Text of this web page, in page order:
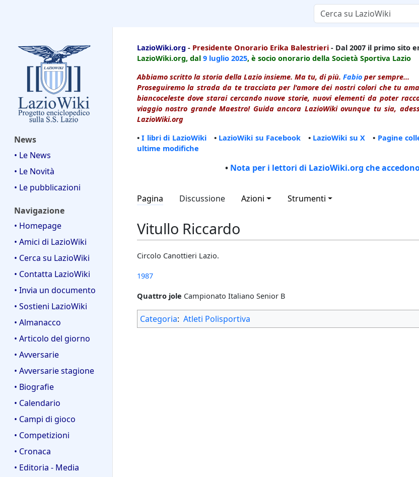
News
• Le News
• Le Novità
• Le pubblicazioni
Navigazione
• Homepage
• Amici di LazioWiki
• Cerca su LazioWiki
• Contatta LazioWiki
• Invia un documento
• Sostieni LazioWiki
• Almanacco
• Articolo del giorno
• Avversarie
• Avversarie stagione
• Biografie
• Calendario
• Campi di gioco
• Competizioni
• Cronaca
• Editoria - Media
LazioWiki.org - Presidente Onorario Erika Balestrieri - Dal 2007 il primo sito
LazioWiki.org, dal 9 luglio 2025, è socio onorario della Società Sportiva Lazio
Abbiamo scritto la storia della Lazio insieme. Ma tu, di più. Fabio per sempre...
Proseguiremo la strada da te tracciata per l'amore dei nostri colori che tu
biancoceleste dove starai cercando nuove storie, nuovi elementi da poter
viaggio nostro grande Maestro! Guida ancora LazioWiki ovunque tu sia,
LazioWiki.org
•I libri di LazioWiki• LazioWiki su Facebook • LazioWiki su X • Pagine
ultime modifiche
• Nota per i lettori di LazioWiki.org che
Pagina Discussione Azioni Strumenti
Vitullo Riccardo
Circolo Canottieri Lazio.
1987
Quattro jole Campionato Italiano Senior B
Categoria: Atleti Polisportiva